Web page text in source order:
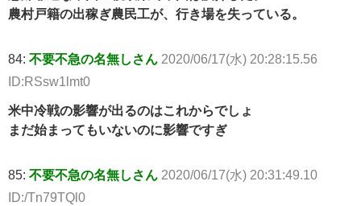
農村戸籍の出稼ぎ農民工が、行き場を失っている。
84: 不要不急の名無しさん 2020/06/17(水) 20:28:15.56
ID:RSsw1lmt0
米中冷戦の影響が出るのはこれからでしょ
まだ始まってもいないのに影響ですぎ
85: 不要不急の名無しさん 2020/06/17(水) 20:31:49.10
ID:/Tn79TQl0